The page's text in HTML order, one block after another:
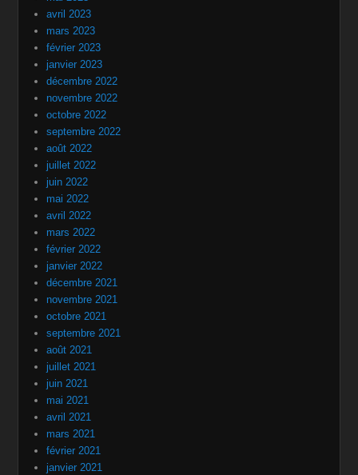
avril 2023
mars 2023
février 2023
janvier 2023
décembre 2022
novembre 2022
octobre 2022
septembre 2022
août 2022
juillet 2022
juin 2022
mai 2022
avril 2022
mars 2022
février 2022
janvier 2022
décembre 2021
novembre 2021
octobre 2021
septembre 2021
août 2021
juillet 2021
juin 2021
mai 2021
avril 2021
mars 2021
février 2021
janvier 2021